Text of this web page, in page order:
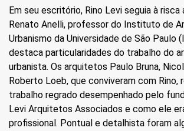
Em seu escritório, Rino Levi seguia à risca
Renato Anelli, professor do Instituto de
Urbanismo da Universidade de São Paulo
destaca particularidades do trabalho do
urbanista. Os arquitetos Paulo Bruna,
Roberto Loeb, que conviveram com Rino,
trabalho regrado desempenhado pelo
Levi Arquitetos Associados e como ele
profissional. Pontual e detalhista foram